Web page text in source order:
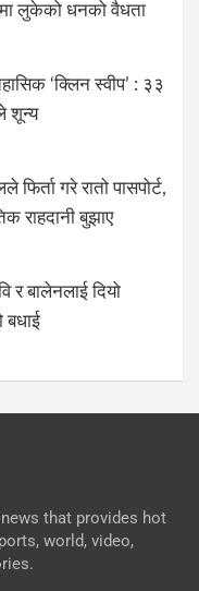
लुकेको धनको वैधता
‘क्लिन स्वीप’ : ३३
शून्य
फिर्ता गरे रातो पासपोर्ट,
राहदानी बुझाए
र बालेनलाई दियो
बधाई
that provides hot
world, video,